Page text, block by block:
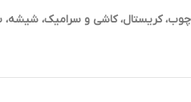
چوب، کریستال، کاشی و سرامیک، شیشه،